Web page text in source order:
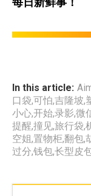
In this article:
口袋,可怕,吉隆坡,
小心,开始,录影,微
提醒,撞见,旅行袋,
空姐,置物柜,翻包,
过分,钱包,长型皮